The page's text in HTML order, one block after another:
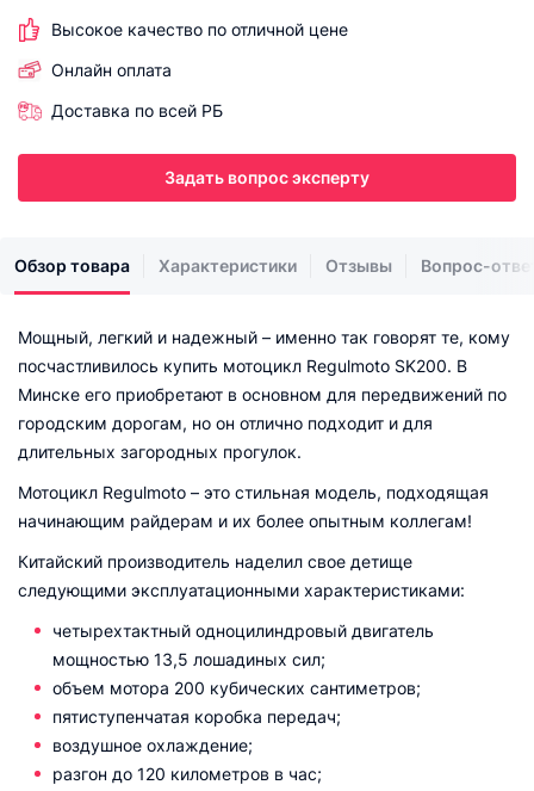
Высокое качество по отличной цене
Онлайн оплата
Доставка по всей РБ
Задать вопрос эксперту
Обзор товара Характеристики Отзывы Вопрос-
Мощный, легкий и надежный – именно так говорят те, кому
посчастливилось купить мотоцикл Regulmoto SK200. В
Минске его приобретают в основном для передвижений по
городским дорогам, но он отлично подходит и для
длительных загородных прогулок.
Мотоцикл Regulmoto – это стильная модель, подходящая
начинающим райдерам и их более опытным коллегам!
Китайский производитель наделил свое детище
следующими эксплуатационными характеристиками:
четырехтактный одноцилиндровый двигатель
мощностью 13,5 лошадиных сил;
объем мотора 200 кубических сантиметров;
пятиступенчатая коробка передач;
воздушное охлаждение;
разгон до 120 километров в час;